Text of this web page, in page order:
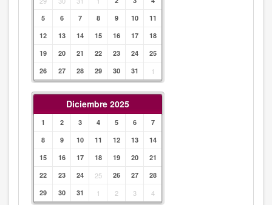
5
6 7 8 9 10
11
12
13 14 15 16 17
18
19
20 21 22 23 24
25
26
27 28 29 30 31 1
Diciembre 2025
1 2 3 4 5 6
7
8
9 10 11 12 13
14
15
16 17 18 19 20
21
22
23 24 25 26 27
28
29
30 31 1 2 3 4